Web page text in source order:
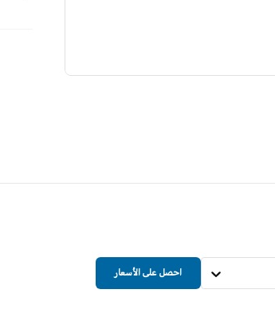
احصل على الأسعار